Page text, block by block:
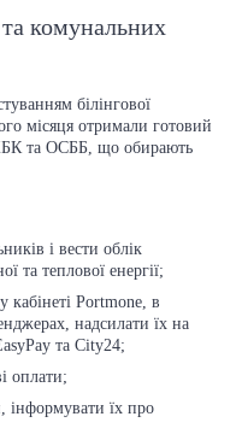
комунальних
білінгової
місяця отримали готовий
та ОСББ, що обирають
і вести облік
та теплової енергії;
кабінеті Portmone, в
надсилати їх на
та City24;
оплати;
інформувати їх про